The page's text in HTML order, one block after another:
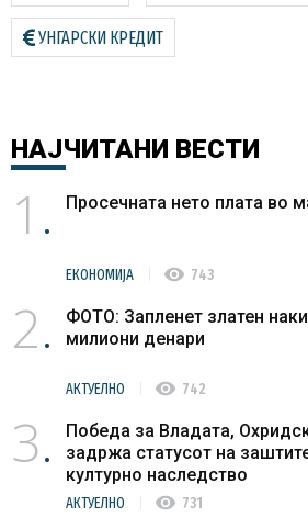
УНГАРСКИ КРЕДИТ
НАЈЧИТАНИ ВЕСТИ
1 Просечната нето плата во
ЕКОНОМИЈА visibility 743
2
ФОТО: Запленет златен
милиони денари
АКТУЕЛНО visibility 742
3
Победа за Владата,
задржа статусот на
културно наследство
АКТУЕЛНО visibility 731